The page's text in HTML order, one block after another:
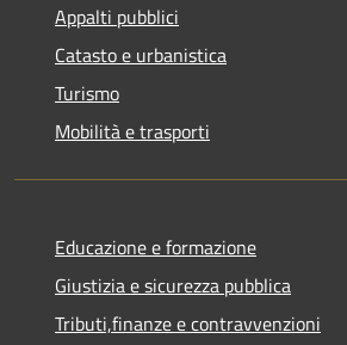
Appalti pubblici
Catasto e urbanistica
Turismo
Mobilità e trasporti
Educazione e formazione
Giustizia e sicurezza pubblica
Tributi,finanze e contravvenzioni